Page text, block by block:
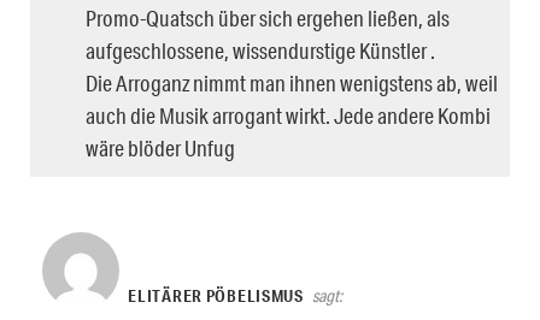
Promo-Quatsch über sich ergehen ließen, als
aufgeschlossene, wissendurstige Künstler .
Die Arroganz nimmt man ihnen wenigstens ab, weil
auch die Musik arrogant wirkt. Jede andere Kombi
wäre blöder Unfug
ELITÄRER PÖBELISMUS sagt: